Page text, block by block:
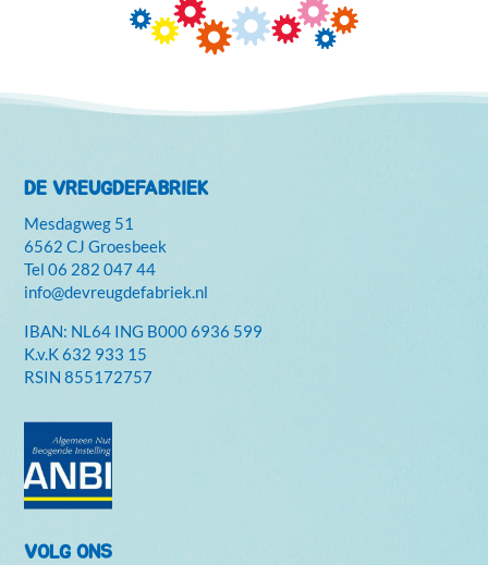
DE VREUGDEFABRIEK
Mesdagweg 51
6562 CJ Groesbeek
Tel06 282 047 44
info@devreugdefabriek.nl
IBAN: NL64 ING B000 6936 599
K.v.K632 933 15
RSIN 855172757
VOLG ONS